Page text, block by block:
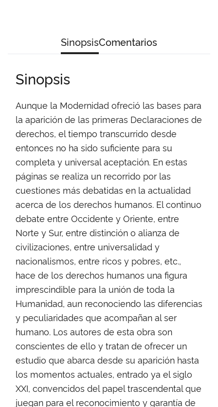
SinopsisComentarios
Sinopsis
Aunque la Modernidad ofreció las bases para
la aparición de las primeras Declaraciones de
derechos, el tiempo transcurrido desde
entonces no ha sido suficiente para su
completa y universal aceptación. En estas
páginas se realiza un recorrido por las
cuestiones más debatidas en la actualidad
acerca de los derechos humanos. El continuo
debate entre Occidente y Oriente, entre
Norte y Sur, entre distinción o alianza de
civilizaciones, entre universalidad y
nacionalismos, entre ricos y pobres, etc.,
hace de los derechos humanos una figura
imprescindible para la unión de toda la
Humanidad, aun reconociendo las diferencias
y peculiaridades que acompañan al ser
humano. Los autores de esta obra son
conscientes de ello y tratan de ofrecer un
estudio que abarca desde su aparición hasta
los momentos actuales, entrado ya el siglo
XXI, convencidos del papel trascendental que
juegan para el reconocimiento y garantía de